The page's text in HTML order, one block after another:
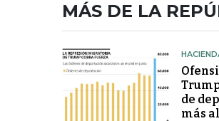
MÁS DE LA
de
más